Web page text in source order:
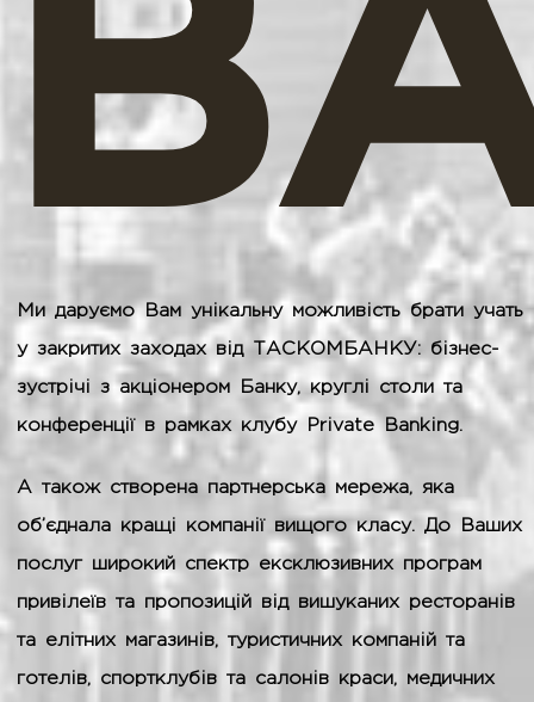
Ми даруємо Вам унікальну можливість брати учать
у закритих заходах від ТАСКОМБАНКУ: бізнес-
зустрічі з акціонером Банку, круглі столи та
конференції в рамках клубу Private Banking.
А також створена партнерська мережа, яка
об’єднала кращі компанії вищого класу. До Ваших
послуг широкий спектр ексклюзивних програм
привілеїв та пропозицій від вишуканих ресторанів
та елітних магазинів, туристичних компаній та
готелів, спортклубів та салонів краси, медичних